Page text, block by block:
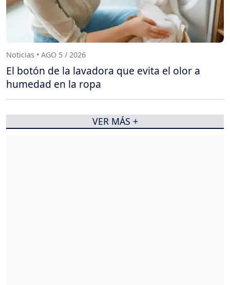
Noticias • AGO 5 / 2026
El botón de la lavadora que evita el olor a
humedad en la ropa
VER MÁS +